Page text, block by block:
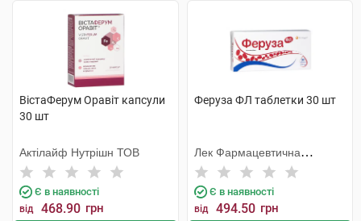
ВістаФерум Оравіт капсули
30 шт
Актілайф Нутрішн ТОВ
Є в наявності
від 468.90 грн
Феруза ФЛ таблетки 30 шт
Лек Фармацевтична
компанія
Є в наявності
від 494.50 грн